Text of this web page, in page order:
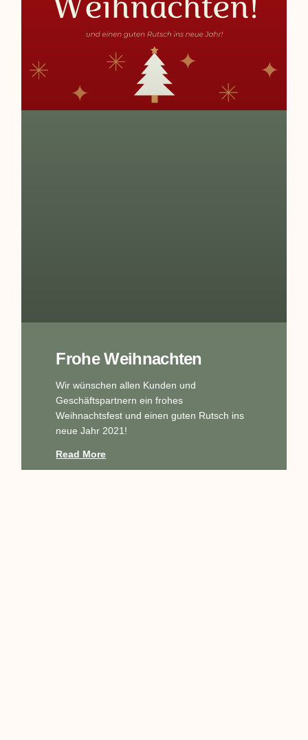
Frohe Weihnachten
Wir wünschen allen Kunden und
Geschäftspartnern ein frohes
Weihnachtsfest und einen guten Rutsch ins
neue Jahr 2021!
Read More